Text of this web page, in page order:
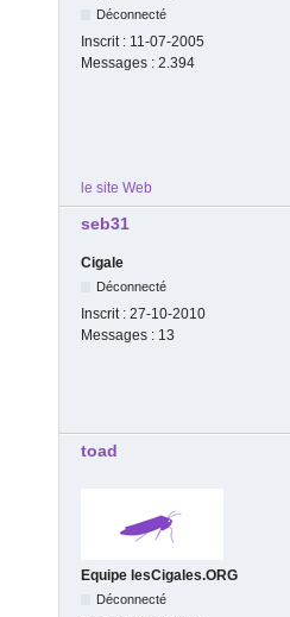
Déconnecté
Inscrit : 11-07-2005
Messages : 2.394
le site Web
seb31
Cigale
Déconnecté
Inscrit : 27-10-2010
Messages : 13
toad
Equipe lesCigales.ORG
Déconnecté